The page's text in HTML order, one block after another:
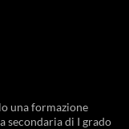
una formazione
secondaria di I grado